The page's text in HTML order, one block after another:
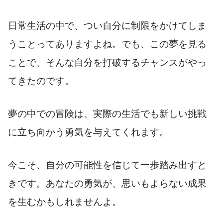
日常生活の中で、つい自分に制限をかけてしま
うことってありますよね。でも、この夢を見る
ことで、そんな自分を打破するチャンスがやっ
てきたのです。
夢の中での冒険は、実際の生活でも新しい挑戦
に立ち向かう勇気を与えてくれます。
今こそ、自分の可能性を信じて一歩踏み出すと
きです。あなたの勇気が、思いもよらない成果
を生むかもしれませんよ。